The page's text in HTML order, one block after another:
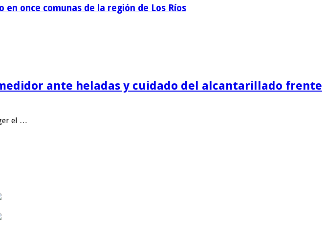
once comunas de la región de Los Ríos
ante heladas y cuidado del alcantarillado frente
el …